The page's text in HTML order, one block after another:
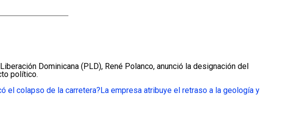
Dominicana (PLD), René Polanco, anunció la designación del
político.
el colapso de la carretera?La empresa atribuye el retraso a la geología y